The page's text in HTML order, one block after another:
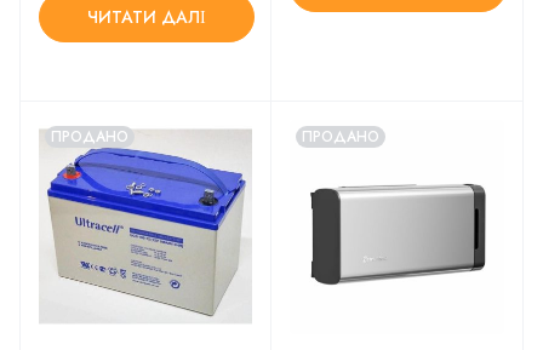
ЧИТАТИ ДАЛІ
ПРОДАНО ПРОДАНО